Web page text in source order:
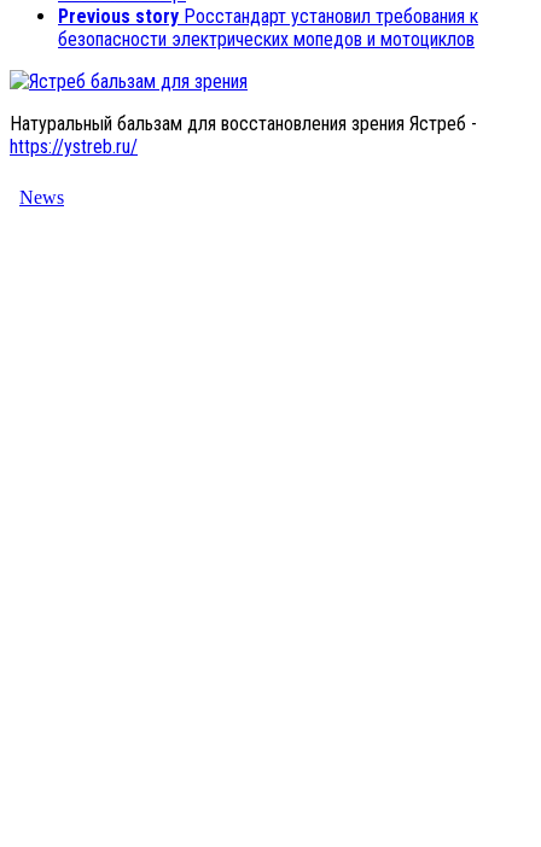
Previous story Росстандарт установил требования к
безопасности электрических мопедов и мотоциклов
Натуральный бальзам для восстановления зрения Ястреб -
https://ystreb.ru/